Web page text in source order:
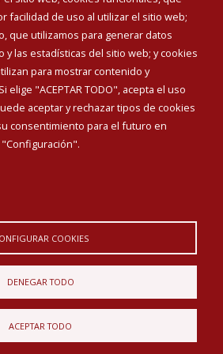
facilidad de uso al utilizar el sitio web;
que utilizamos para generar datos
y las estadísticas del sitio web; y cookies
para mostrar contenido y
elige "ACEPTAR TODO", acepta el uso
aceptar y rechazar tipos de cookies
consentimiento para el futuro en
COOKIES
DENEGAR TODO
ACEPTAR TODO
INICIAR SESIÓN
MAPA WEB
Diputación de Burgos